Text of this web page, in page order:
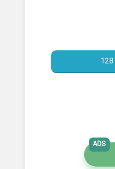
ADS